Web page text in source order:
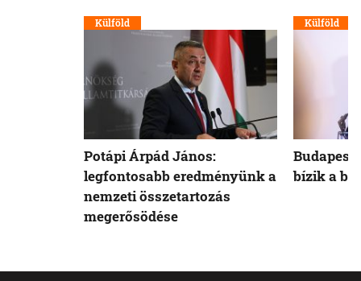
Külföld
Potápi Árpád János:
legfontosabb eredményünk a
nemzeti összetartozás
megerősödése
Külföld
Budapest
bízik a